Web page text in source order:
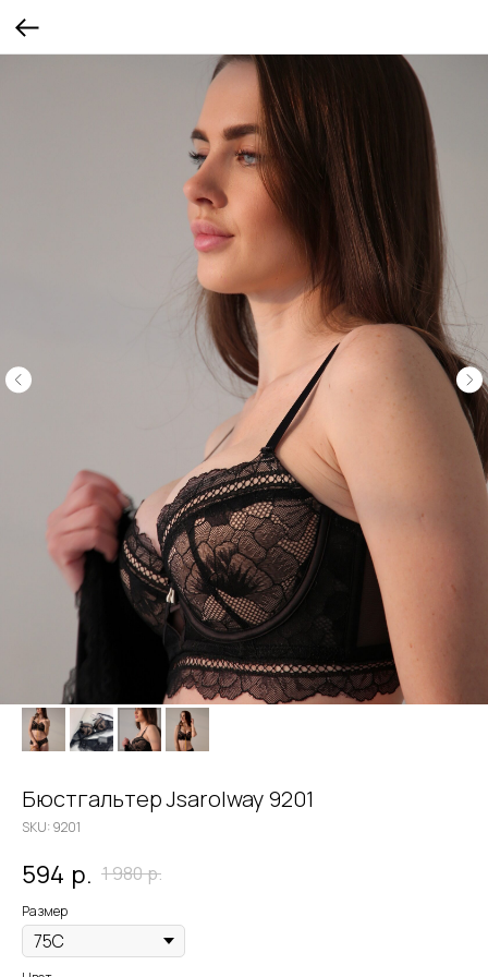
Бюстгальтер Jsarolway 9201
SKU: 9201
594 р. 1 980р.
Размер